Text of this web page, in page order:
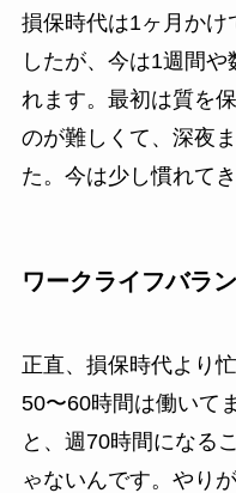
損保時代は1ヶ月かけ
したが、今は1週間
れます。最初は質を
のが難しくて、深夜
た。今は少し慣れて
ワークライフバラ
正直、損保時代より
50〜60時間は働いて
と、週70時間になる
ゃないんです。やり